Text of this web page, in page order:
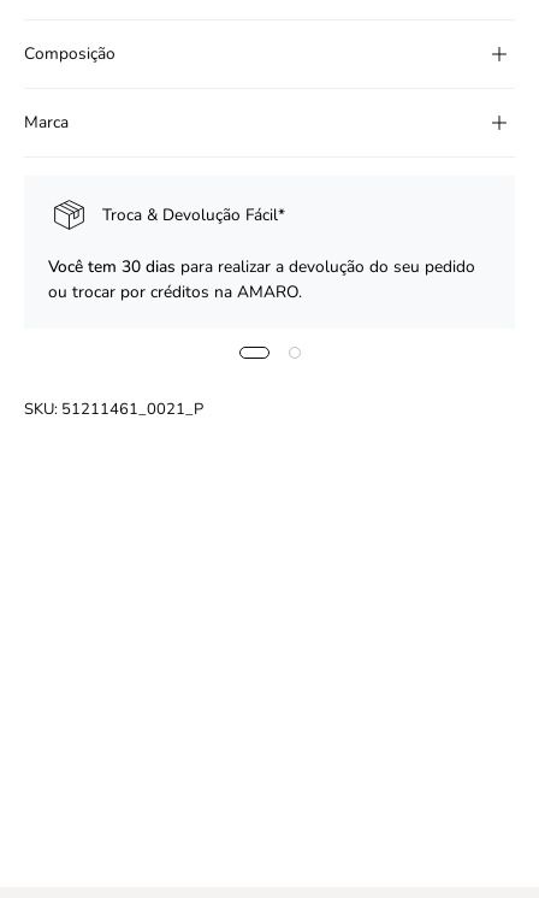
Composição
Marca
Troca & Devolução Fácil*
Você tem 30 dias para realizar a devolução do seu pedido
ou trocar por créditos na AMARO.
SKU: 51211461_0021_P